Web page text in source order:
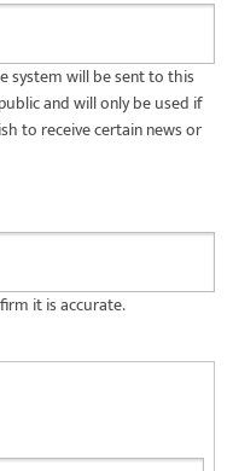
system will be sent to this
and will only be used if
to receive certain news or
it is accurate.